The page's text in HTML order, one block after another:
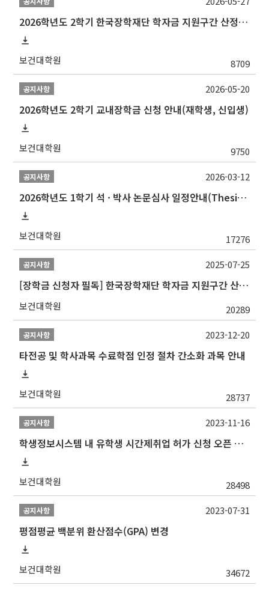
2026학년도 2학기 한국장학재단 학자금 지원구간 산정 신청 안내
보건대학원 8709
공지사항
2026학년도 2학기 교내장학금 신청 안내(재학생, 신입생)
보건대학원 9750
2026-05-20
공지사항
2026학년도 1학기 석 · 박사 논문심사 일정안내(Thesis Defense Schedules)
보건대학원 17276
2026-03-12
공지사항
[장학금 신청자 필독] 한국장학재단 학자금 지원구간 산정 권고
보건대학원 20289
2025-07-25
공지사항
타전공 및 학사과목 수료학점 인정 절차 간소화 과목 안내
보건대학원 28737
2023-12-20
공지사항
학생정보시스템 내 유학생 시간제취업 허가 신청 오픈 안내
보건대학원 28498
2023-11-16
공지사항
평점평균 백분위 환산점수(GPA) 변경
보건대학원 34672
2023-07-31